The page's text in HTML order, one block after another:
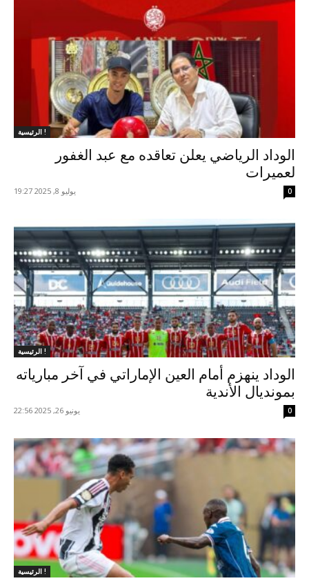
الرئيسية !
الوداد الرياضي يعلن تعاقده مع عبد الغفور
لعميرات
يوليو 8, 2025 19:27 0
الرئيسية !
الوداد ينهزم أمام العين الإماراتي في آخر مبارياته
بمونديال الأندية
يونيو 26, 2025 22:56 0
الرئيسية !